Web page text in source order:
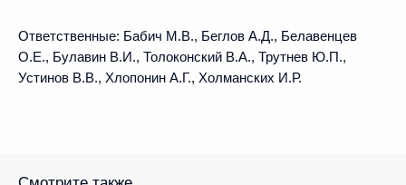
Ответственные: Бабич М.В., Беглов А.Д., Белавенцев
О.Е., Булавин В.И., Толоконский В.А., Трутнев Ю.П.,
Устинов В.В., Хлопонин А.Г., Холманских И.Р.